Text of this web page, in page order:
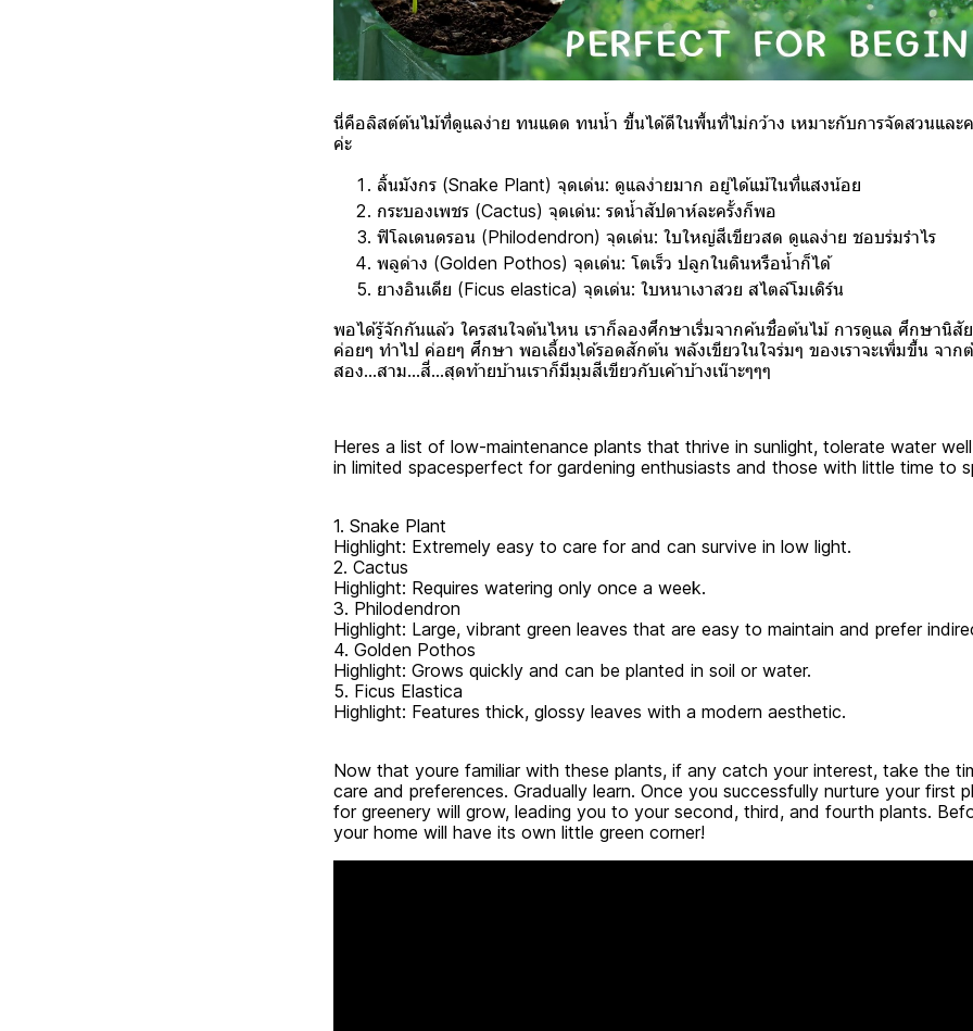
นี่คือลิสต์ต้นไม้ที่ดูแลง่าย ทนแดด ทนน้ำ ขึ้นได้ดีในพื้นที่ไม่กว้าง เหมาะกับการจัดสวนและ
ค่ะ
ลิ้นมังกร (Snake Plant) จุดเด่น: ดูแลง่ายมาก อยู่ได้แม้ในที่แสงน้อย
กระบองเพชร (Cactus) จุดเด่น: รดน้ำสัปดาห์ละครั้งก็พอ
ฟิโลเดนดรอน (Philodendron) จุดเด่น: ใบใหญ่สีเขียวสด ดูแลง่าย ชอบร่มรำไร
พลูด่าง (Golden Pothos) จุดเด่น: โตเร็ว ปลูกในดินหรือน้ำก็ได้
ยางอินเดีย (Ficus elastica) จุดเด่น: ใบหนาเงาสวย สไตล์โมเดิร์น
พอได้รู้จักกันแล้ว ใครสนใจต้นไหน เราก็ลองศึกษาเริ่มจากค้นชื่อต้นไม้ การดูแล ศึกษานิสั
ค่อยๆ ทำไป ค่อยๆ ศึกษา พอเลี้ยงได้รอดสักต้น พลังเขียวในใจร่มๆ ของเราจะเพิ่มขึ้น จาก
สอง...สาม...สี่...สุดท้ายบ้านเราก็มีมุมสีเขียวกับเค้าบ้างเน๊าะๆๆๆ
Heres a list of low-maintenance plants that thrive in sunlight, tolerate water
in limited spacesperfect for gardening enthusiasts and those with little time to
1. Snake Plant
Highlight: Extremely easy to care for and can survive in low light.
2. Cactus
Highlight: Requires watering only once a week.
3. Philodendron
Highlight: Large, vibrant green leaves that are easy to maintain and prefer
4. Golden Pothos
Highlight: Grows quickly and can be planted in soil or water.
5. Ficus Elastica
Highlight: Features thick, glossy leaves with a modern aesthetic.
Now that youre familiar with these plants, if any catch your interest, take the
care and preferences. Gradually learn. Once you successfully nurture your first
for greenery will grow, leading you to your second, third, and fourth plants.
your home will have its own little green corner!